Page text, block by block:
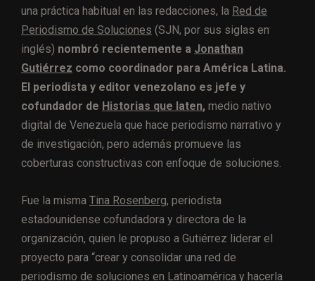
una práctica habitual en las redacciones, la Red de
Periodismo de Soluciones (SJN, por sus siglas en
inglés) nombró recientemente a Jonathan
Gutiérrez como coordinador para América Latina.
El periodista y editor venezolano es jefe y
cofundador de Historias que laten, medio nativo
digital de Venezuela que hace periodismo narrativo y
de investigación, pero además promueve las
coberturas constructivas con enfoque de soluciones.
Fue la misma Tina Rosenberg, periodista
estadounidense cofundadora y directora de la
organización, quien le propuso a Gutiérrez liderar el
proyecto para “crear y consolidar una red de
periodismo de soluciones en Latinoamérica y hacerla